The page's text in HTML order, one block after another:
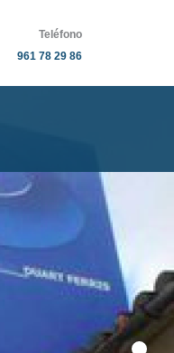
Teléfono
961 78 29 86